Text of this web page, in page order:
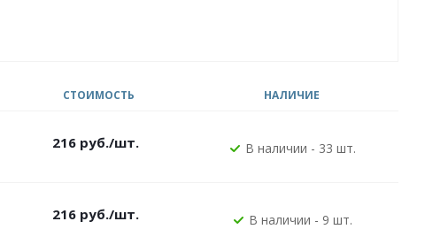
СТОИМОСТЬ НАЛИЧИЕ
216руб./шт. В наличии - 33 шт.
216руб./шт. В наличии - 9 шт.